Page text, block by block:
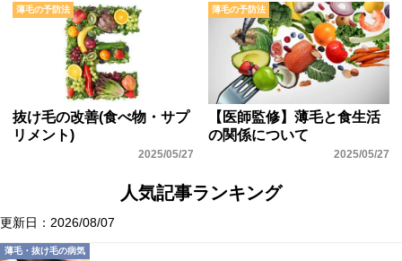
薄毛の予防法
抜け毛の改善(食べ物・サプ
リメント)
2025/05/27
薄毛の予防法
【医師監修】薄毛と食生活
の関係について
2025/05/27
人気記事ランキング
更新日：2026/08/07
薄毛・抜け毛の病気